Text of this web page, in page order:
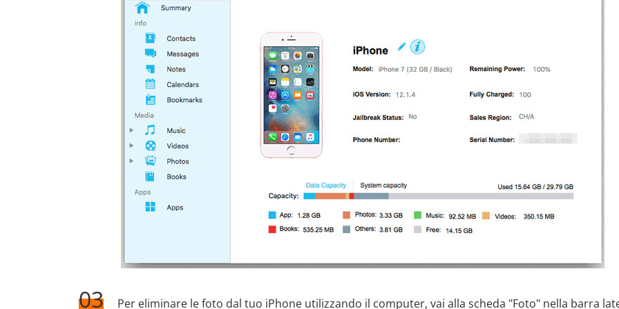
03 Per eliminare le foto dal tuo iPhone utilizzando il computer, vai alla scheda "Foto" nella barra